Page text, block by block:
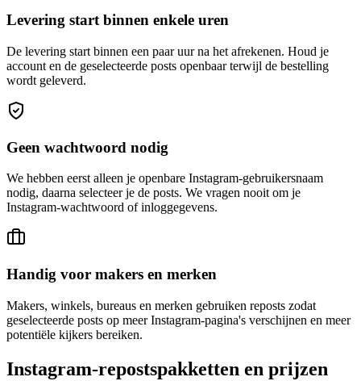
Levering start binnen enkele uren
De levering start binnen een paar uur na het afrekenen. Houd je
account en de geselecteerde posts openbaar terwijl de bestelling
wordt geleverd.
Geen wachtwoord nodig
We hebben eerst alleen je openbare Instagram-gebruikersnaam
nodig, daarna selecteer je de posts. We vragen nooit om je
Instagram-wachtwoord of inloggegevens.
Handig voor makers en merken
Makers, winkels, bureaus en merken gebruiken reposts zodat
geselecteerde posts op meer Instagram-pagina's verschijnen en meer
potentiële kijkers bereiken.
Instagram-repostspakketten en prijzen